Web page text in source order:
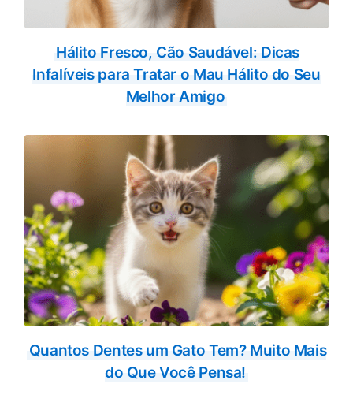
Hálito Fresco, Cão Saudável: Dicas
Infalíveis para Tratar o Mau Hálito do Seu
Melhor Amigo
Quantos Dentes um Gato Tem? Muito Mais
do Que Você Pensa!